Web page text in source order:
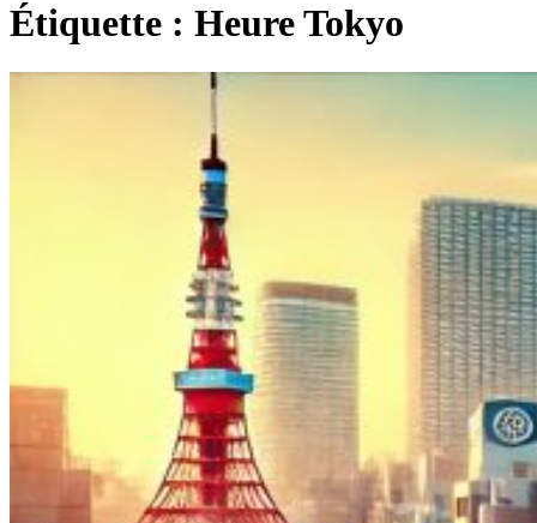
Étiquette : Heure Tokyo